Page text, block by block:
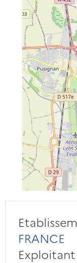
FRANCE
Exploitant